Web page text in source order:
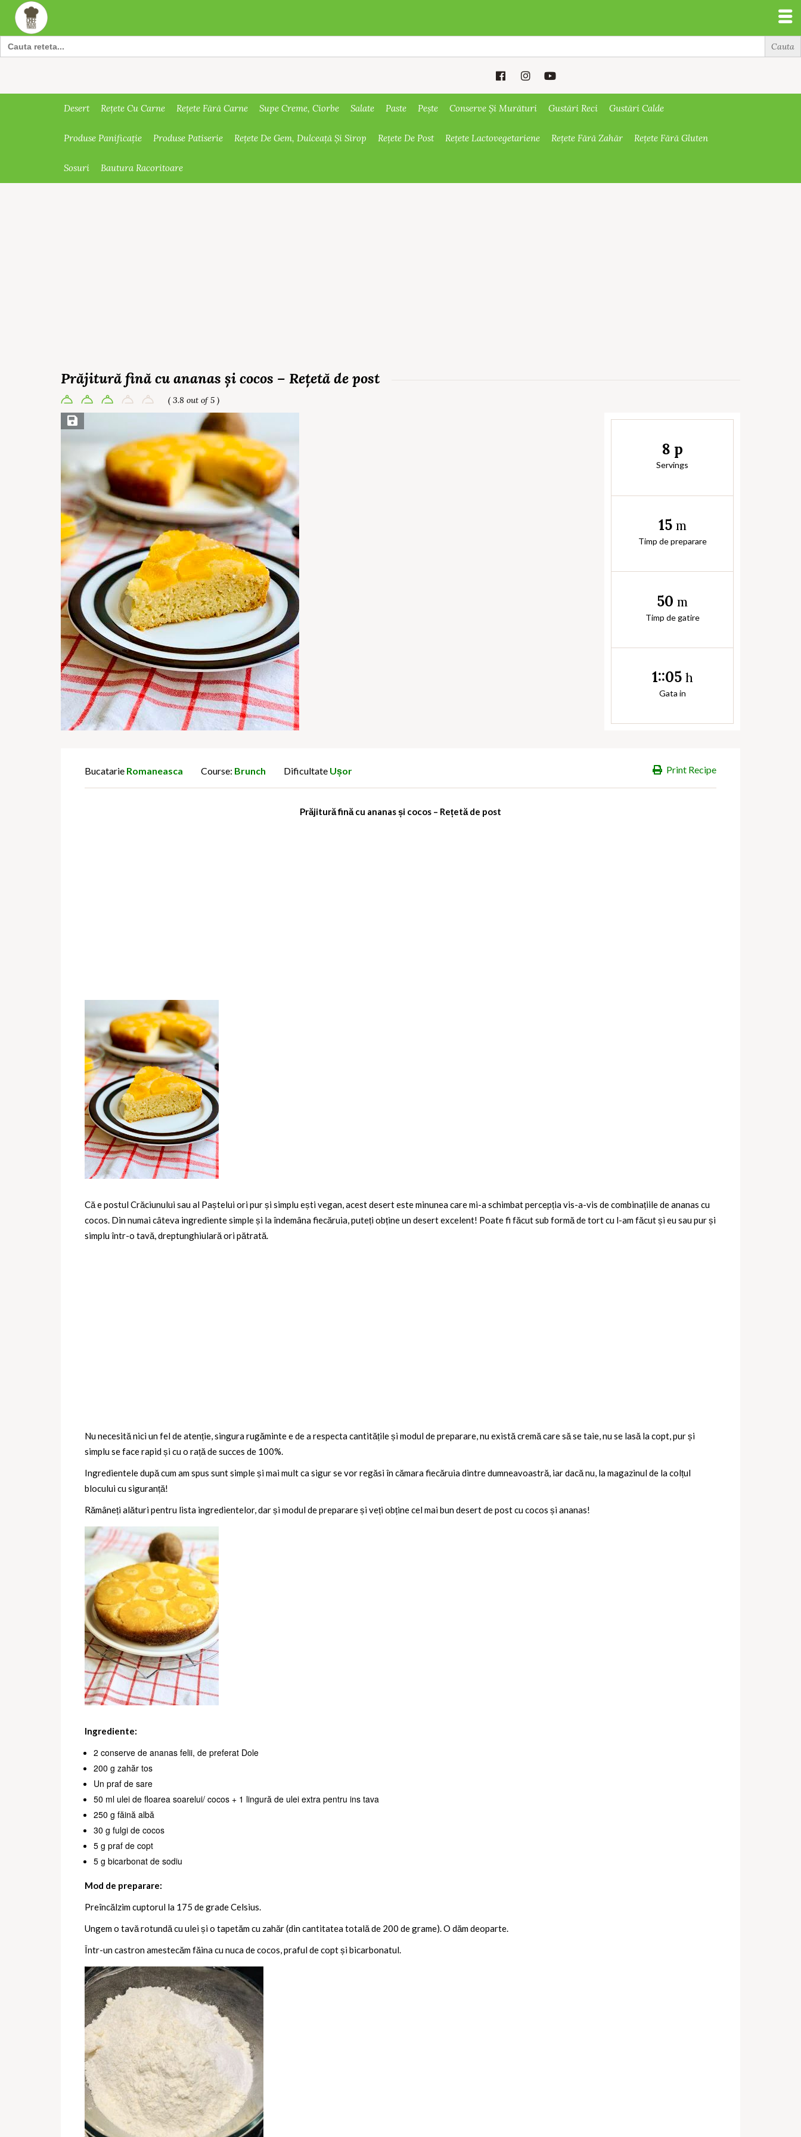
Search
for:
Desert Rețete Cu Carne Rețete Fără Carne Supe Creme, Ciorbe Salate Paste Pește Conserve Și Murături Gustări Reci Gustări Calde
Produse Panificație Produse Patiserie Rețete De Gem, Dulceață Și Sirop Rețete De Post Rețete Lactovegetariene Rețete Fără Zahăr Rețete Fără Gluten
Sosuri Bautura Racoritoare
Prăjitură fină cu ananas și cocos – Rețetă de post
( 3.8 out of 5 )
Save Recipe
8 p
Servings
15 m
Timp de preparare
50 m
Timp de gatire
1::05 h
Gata in
Print Recipe
Bucatarie Romaneasca Course: Brunch Dificultate Ușor
Prăjitură fină cu ananas și cocos – Rețetă de post
Că e postul Crăciunului sau al Paștelui ori pur și simplu ești vegan, acest desert este minunea care mi-a schimbat percepția vis-a-vis de combinațiile de ananas cu
cocos. Din numai câteva ingrediente simple și la îndemâna fiecăruia, puteți obține un desert excelent! Poate fi făcut sub formă de tort cu l-am făcut și eu sau pur și
simplu într-o tavă, dreptunghiulară ori pătrată.
Nu necesită nici un fel de atenție, singura rugăminte e de a respecta cantitățile și modul de preparare, nu există cremă care să se taie, nu se lasă la copt, pur și
simplu se face rapid și cu o rață de succes de 100%.
Ingredientele după cum am spus sunt simple și mai mult ca sigur se vor regăsi în cămara fiecăruia dintre dumneavoastră, iar dacă nu, la magazinul de la colțul
blocului cu siguranță!
Rămâneți alături pentru lista ingredientelor, dar și modul de preparare și veți obține cel mai bun desert de post cu cocos și ananas!
Ingrediente:
2 conserve de ananas felii, de preferat Dole
200 g zahăr tos
Un praf de sare
50 ml ulei de floarea soarelui/ cocos + 1 lingură de ulei extra pentru ins tava
250 g făină albă
30 g fulgi de cocos
5 g praf de copt
5 g bicarbonat de sodiu
Mod de preparare:
Preîncălzim cuptorul la 175 de grade Celsius.
Ungem o tavă rotundă cu ulei și o tapetăm cu zahăr (din cantitatea totală de 200 de grame). O dăm deoparte.
Într-un castron amestecăm făina cu nuca de cocos, praful de copt și bicarbonatul.